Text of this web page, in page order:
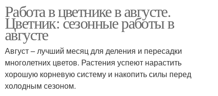
Работа в цветнике в августе.
Цветник: сезонные работы в
августе
Август – лучший месяц для деления и пересадки
многолетних цветов. Растения успеют нарастить
хорошую корневую систему и накопить силы перед
холодным сезоном.